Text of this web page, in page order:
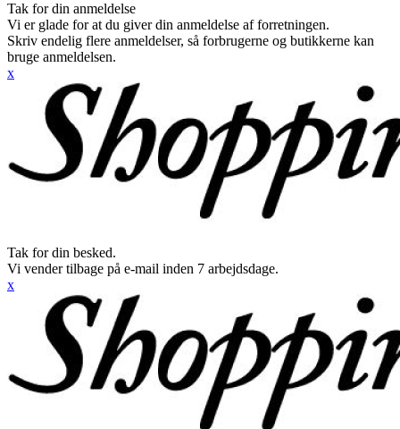
Tak for din anmeldelse
Vi er glade for at du giver din anmeldelse af forretningen.
Skriv endelig flere anmeldelser, så forbrugerne og butikkerne kan
bruge anmeldelsen.
x
Tak for din besked.
Vi vender tilbage på e-mail inden 7 arbejdsdage.
x